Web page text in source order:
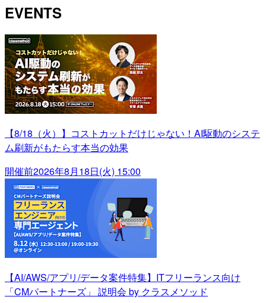
EVENTS
【8/18（火）】コストカットだけじゃない！AI駆動のシステ
ム刷新がもたらす本当の効果
開催前2026年8月18日(火) 15:00
【AI/AWS/アプリ/データ案件特集】ITフリーランス向け
「CMパートナーズ」 説明会 by クラスメソッド